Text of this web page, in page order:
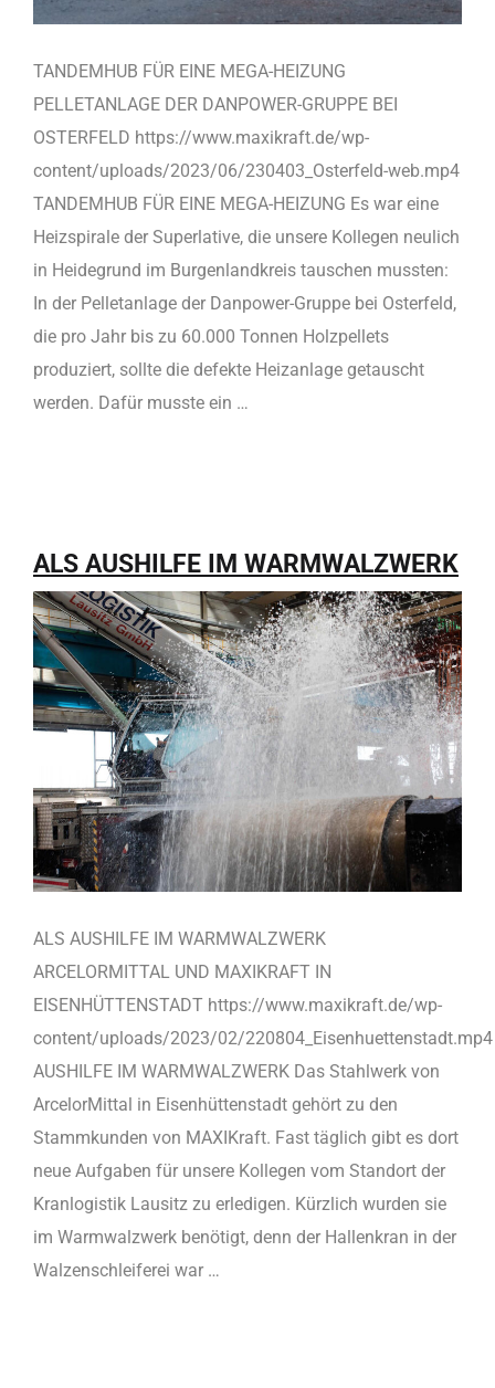
TANDEMHUB FÜR EINE MEGA-HEIZUNG
PELLETANLAGE DER DANPOWER-GRUPPE BEI
OSTERFELD https://www.maxikraft.de/wp-
content/uploads/2023/06/230403_Osterfeld-web.mp4
TANDEMHUB FÜR EINE MEGA-HEIZUNG Es war eine
Heizspirale der Superlative, die unsere Kollegen neulich
in Heidegrund im Burgenlandkreis tauschen mussten:
In der Pelletanlage der Danpower-Gruppe bei Osterfeld,
die pro Jahr bis zu 60.000 Tonnen Holzpellets
produziert, sollte die defekte Heizanlage getauscht
werden. Dafür musste ein …
ALS AUSHILFE IM WARMWALZWERK
ALS AUSHILFE IM WARMWALZWERK
ARCELORMITTAL UND MAXIKRAFT IN
EISENHÜTTENSTADT https://www.maxikraft.de/wp-
content/uploads/2023/02/220804_Eisenhuettenstadt.mp4
AUSHILFE IM WARMWALZWERK Das Stahlwerk von
ArcelorMittal in Eisenhüttenstadt gehört zu den
Stammkunden von MAXIKraft. Fast täglich gibt es dort
neue Aufgaben für unsere Kollegen vom Standort der
Kranlogistik Lausitz zu erledigen. Kürzlich wurden sie
im Warmwalzwerk benötigt, denn der Hallenkran in der
Walzenschleiferei war …